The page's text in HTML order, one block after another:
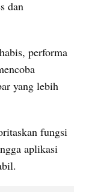
dan
performa
yang lebih
fungsi
aplikasi